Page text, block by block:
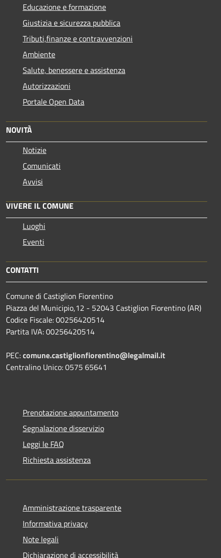
Educazione e formazione
Giustizia e sicurezza pubblica
Tributi,finanze e contravvenzioni
Ambiente
Salute, benessere e assistenza
Autorizzazioni
Portale Open Data
NOVITÀ
Notizie
Comunicati
Avvisi
VIVERE IL COMUNE
Luoghi
Eventi
CONTATTI
Comune di Castiglion Fiorentino
Piazza del Municipio,12 - 52043 Castiglion Fiorentino (AR)
Codice Fiscale: 00256420514
Partita IVA: 00256420514
PEC:comune.castiglionfiorentino@legalmail.it
Centralino Unico: 0575 65641
Prenotazione appuntamento
Segnalazione disservizio
Leggi le FAQ
Richiesta assistenza
Amministrazione trasparente
Informativa privacy
Note legali
Dichiarazione di accessibilità